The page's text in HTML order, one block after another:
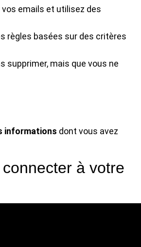
emails et utilisez des
règles basées sur des critères
supprimer, mais que vous ne
informations dont vous avez
à votre